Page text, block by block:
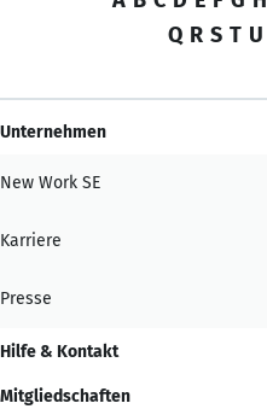
Q R S T U
Unternehmen
New Work SE
Karriere
Presse
Hilfe & Kontakt
Mitgliedschaften